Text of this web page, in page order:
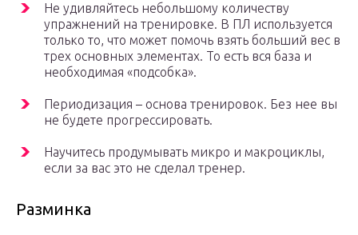
Не удивляйтесь небольшому количеству
упражнений на тренировке. В ПЛ используется
только то, что может помочь взять больший вес в
трех основных элементах. То есть вся база и
необходимая «подсобка».
Периодизация – основа тренировок. Без нее вы
не будете прогрессировать.
Научитесь продумывать микро и макроциклы,
если за вас это не сделал тренер.
Разминка